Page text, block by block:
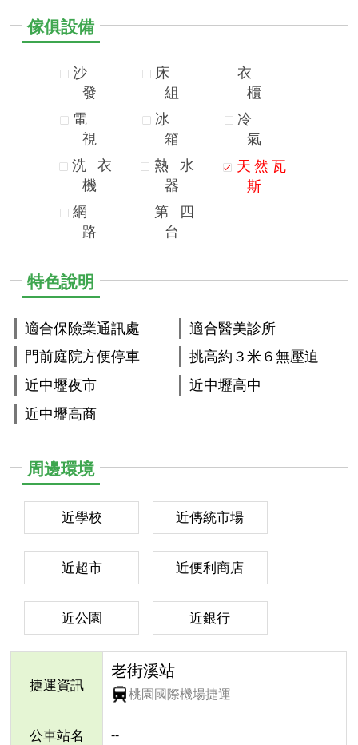
傢俱設備
沙
發
電
視
洗
衣
機
網
路
床
組
冰
箱
熱
水
器
第
四
台
衣
櫃
冷
氣
天 然 瓦
斯
特色說明
適合保險業通訊處
門前庭院方便停車
近中壢夜市
近中壢高商
適合醫美診所
挑高約３米６無壓迫
近中壢高中
周邊環境
近學校 近傳統市場
近超市 近便利商店
近公園 近銀行
捷運資訊
老街溪站
桃園國際機場捷運
公車站名 --